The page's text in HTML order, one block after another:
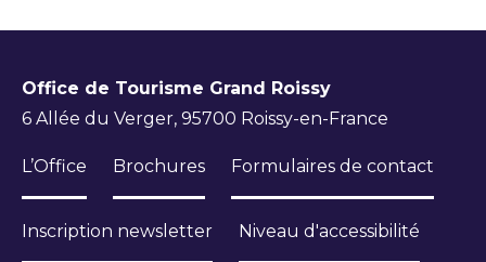
Office de Tourisme Grand Roissy
6 Allée du Verger, 95700 Roissy-en-France
L’Office Brochures Formulaires de contact
Inscription newsletter Niveau d'accessibilité